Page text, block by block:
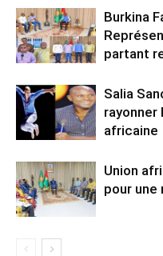
Burkina
partant
Salia
rayonner
africaine
Union
pour une